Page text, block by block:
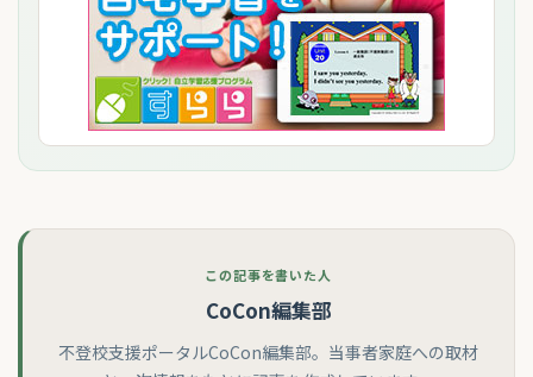
この記事を書いた人
CoCon編集部
不登校支援ポータルCoCon編集部。当事者家庭への取材